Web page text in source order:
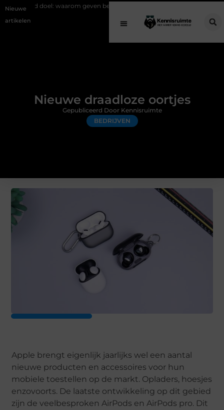
Nieuwe
artikelen
waarom geven belangrijk is en hoe het werkt
Nieuwe draadloze oortjes
BEDRIJVEN
Gepubliceerd Door Kennisruimte
Apple brengt eigenlijk jaarlijks wel een aantal
nieuwe producten en accessoires voor hun
mobiele toestellen op de markt. Opladers, hoesjes
enzovoorts. De laatste ontwikkeling op dit gebied
zijn de veelbesproken AirPods en AirPods pro. Dit